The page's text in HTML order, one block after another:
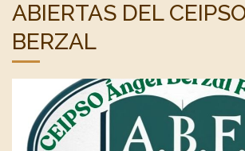
ABIERTAS DEL
BERZAL